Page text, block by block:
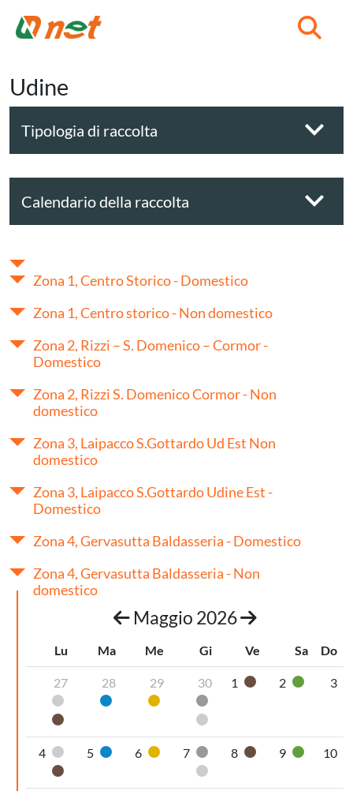
Udine
Tipologia di raccolta
Calendario della raccolta
Zona 1, Centro Storico - Domestico
Zona 1, Centro storico - Non domestico
Zona 2, Rizzi – S. Domenico – Cormor -
Domestico
Zona 2, Rizzi S. Domenico Cormor - Non
domestico
Zona 3, Laipacco S.Gottardo Ud Est Non
domestico
Zona 3, Laipacco S.Gottardo Udine Est -
Domestico
Zona 4, Gervasutta Baldasseria - Domestico
Zona 4, Gervasutta Baldasseria - Non
domestico
Maggio 2026
Lu Ma Me Gi Ve Sa Do
27
Pannolini-pannoloni
Organico umido
28
Carta
29
Plastica
30
Secco non riciclabile
Pannolini-pannoloni
1 Organico umido
2 Vetro3
4
Pannolini-pannoloni
Organico umido
5 Carta
6 Plastica
7
Secco non riciclabile
Pannolini-pannoloni
8 Organico umido
9 Vetro
10